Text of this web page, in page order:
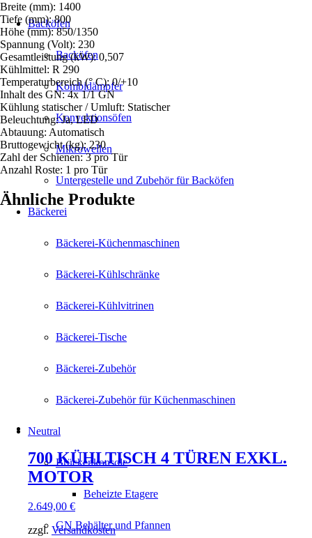
Backöfen
Backöfen
Kombidämpfer
Konvektionsöfen
Mikrowellen
Untergestelle und Zubehör für Backöfen
Bäckerei
Bäckerei-Küchenmaschinen
Bäckerei-Kühlschränke
Bäckerei-Kühlvitrinen
Bäckerei-Tische
Bäckerei-Zubehör
Bäckerei-Zubehör für Küchenmaschinen
Neutral
Brückenkonsole
Beheizte Etagere
GN Behälter und Pfannen
Breite (mm): 1400
Tiefe (mm): 800
Höhe (mm): 850/1350
Spannung (Volt): 230
Gesamtleistung (kW): 0,507
Kühlmittel: R 290
Temperaturbereich (° C): 0/+10
Inhalt des GN: 4x 1/1 GN
Kühlung statischer / Umluft: Statischer
Beleuchtung: Ja, LED
Abtauung: Automatisch
Bruttogewicht (kg): 230
Zahl der Schienen: 3 pro Tür
Anzahl Roste: 1 pro Tür
Ähnliche Produkte
700 KÜHLTISCH 4 TÜREN EXKL.
MOTOR
2.649,00 €
zzgl. Versandkosten